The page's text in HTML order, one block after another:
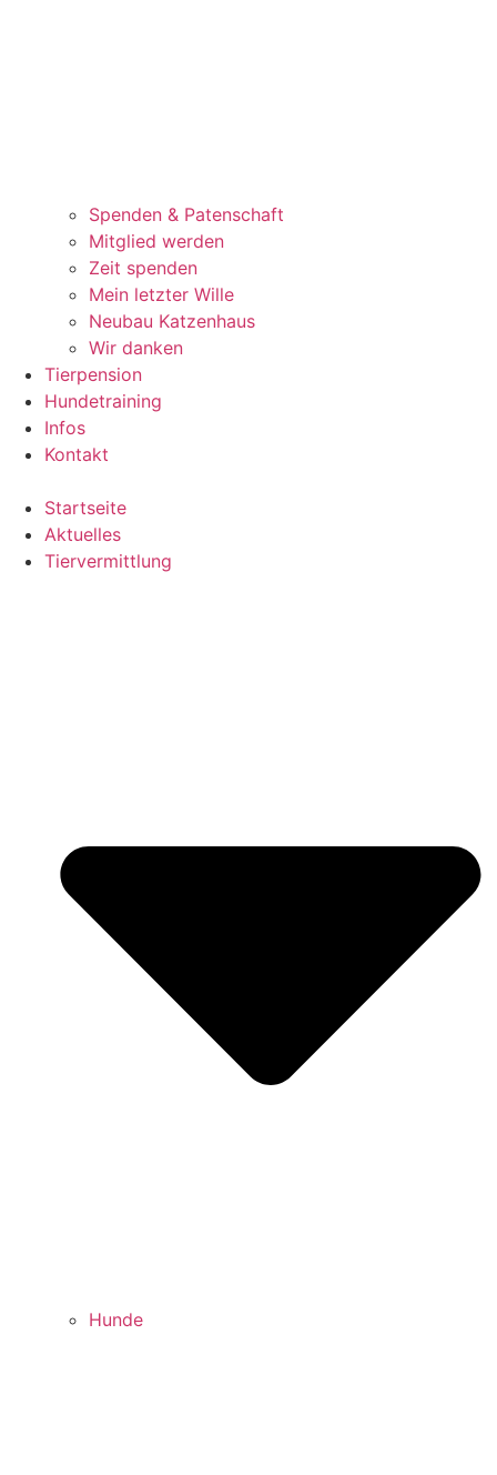
Spenden & Patenschaft
Mitglied werden
Zeit spenden
Mein letzter Wille
Neubau Katzenhaus
Wir danken
Tierpension
Hundetraining
Infos
Kontakt
Startseite
Aktuelles
Tiervermittlung
Hunde